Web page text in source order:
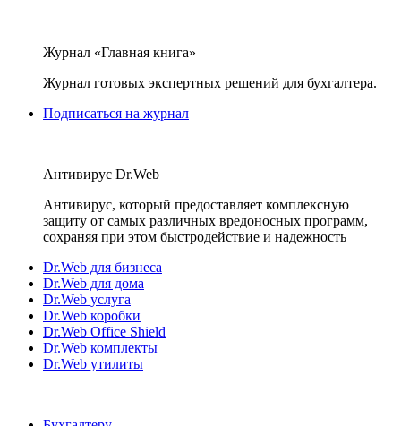
Журнал «Главная книга»
Журнал готовых экспертных решений для бухгалтера.
Подписаться на журнал
Антивирус Dr.Web
Антивирус, который предоставляет комплексную
защиту от самых различных вредоносных программ,
сохраняя при этом быстродействие и надежность
Dr.Web для бизнеса
Dr.Web для дома
Dr.Web услуга
Dr.Web коробки
Dr.Web Office Shield
Dr.Web комплекты
Dr.Web утилиты